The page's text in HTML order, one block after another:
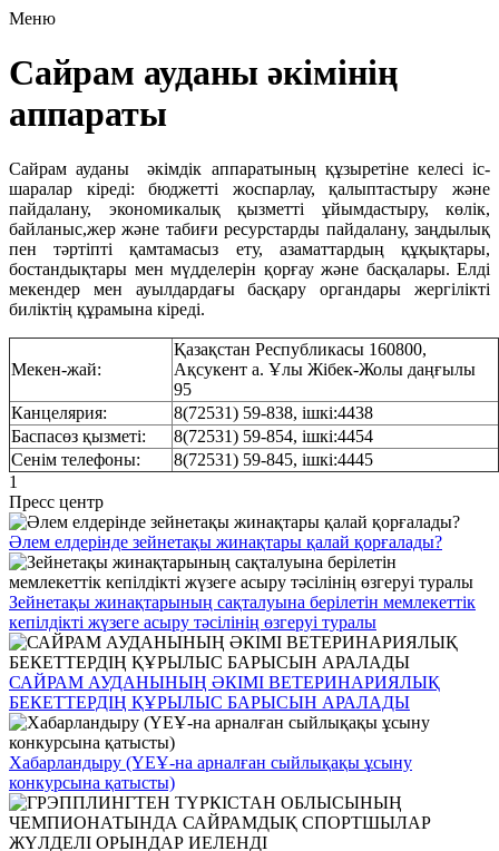
Меню
Сайрам ауданы әкімінің
аппараты
Сайрам ауданы әкімдік аппаратының құзыретіне келесі іс-
шаралар кіреді: бюджетті жоспарлау, қалыптастыру және
пайдалану, экономикалық қызметті ұйымдастыру, көлік,
байланыс,жер және табиғи ресурстарды пайдалану, заңдылық
пен тәртіпті қамтамасыз ету, азаматтардың құқықтары,
бостандықтары мен мүдделерін қорғау және басқалары. Елді
мекендер мен ауылдардағы басқару органдары жергілікті
биліктің құрамына кіреді.
Мекен-жай:
Қазақстан Республикасы 160800,
Ақсукент а. Ұлы Жібек-Жолы даңғылы
95
Канцелярия:
8(72531) 59-838, ішкі:4438
Баспасөз қызметі:
8(72531) 59-854, ішкі:4454
Сенім телефоны:
8(72531) 59-845, ішкі:4445
1
Пресс центр
Әлем елдерінде зейнетақы жинақтары қалай қорғалады?
Зейнетақы жинақтарының сақталуына берілетін мемлекеттік
кепілдікті жүзеге асыру тәсілінің өзгеруі туралы
САЙРАМ АУДАНЫНЫҢ ӘКІМІ ВЕТЕРИНАРИЯЛЫҚ
БЕКЕТТЕРДІҢ ҚҰРЫЛЫС БАРЫСЫН АРАЛАДЫ
Хабарландыру (ҮЕҰ-на арналған сыйлықақы ұсыну
конкурсына қатысты)